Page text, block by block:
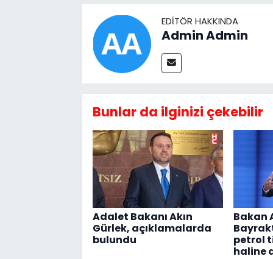
EDITÖR HAKKINDA
Admin Admin
Bunlar da ilginizi çekebilir
Adalet Bakanı Akın
Gürlek, açıklamalarda
bulundu
Bakan
petrol
haline